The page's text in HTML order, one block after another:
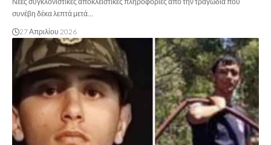
συνέβη δέκα λεπτά μετά…
27 Απριλίου 2026